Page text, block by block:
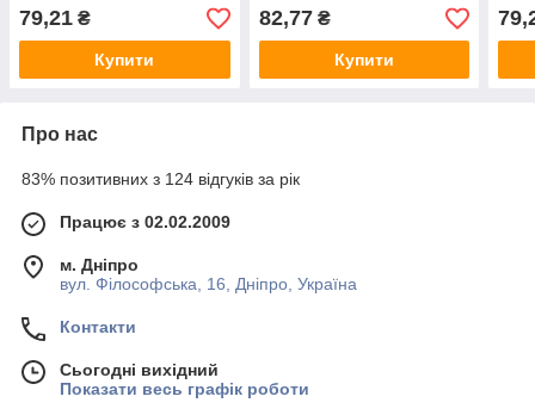
79,21 ₴
Купити
82,77₴
Купити
Про нас
83% позитивних з 124 відгуків за рік
Працює з 02.02.2009
м. Дніпро
вул. Філософська, 16, Дніпро, Україна
Контакти
Сьогодні вихідний
Показати весь графік роботи